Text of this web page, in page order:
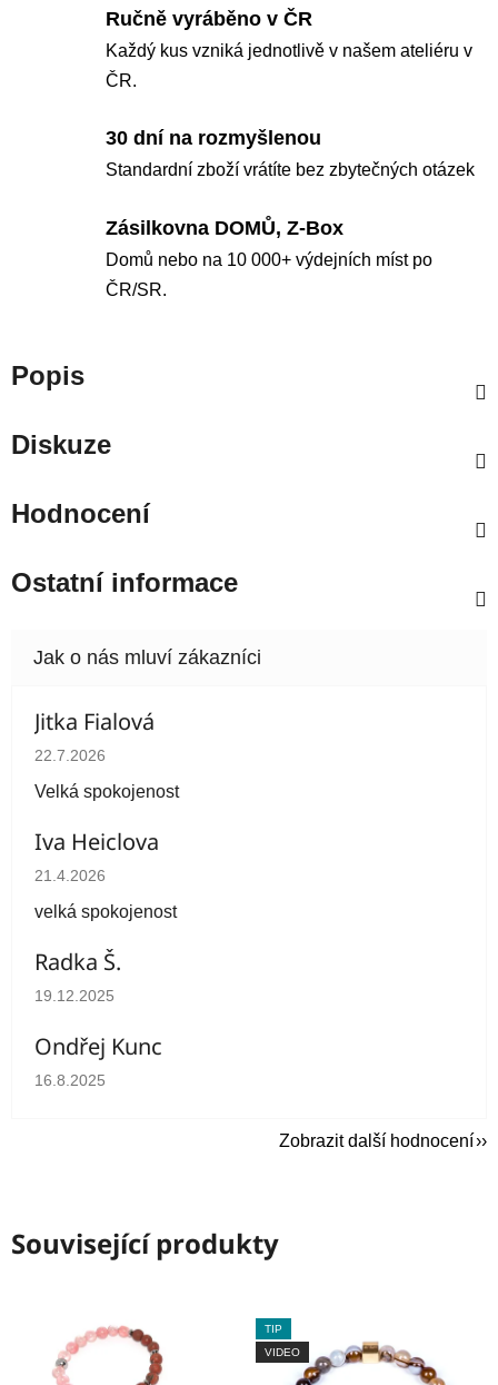
Ručně vyráběno v ČR
Každý kus vzniká jednotlivě v našem ateliéru v
ČR.
30 dní na rozmyšlenou
Standardní zboží vrátíte bez zbytečných otázek
Zásilkovna DOMŮ, Z-Box
Domů nebo na 10 000+ výdejních míst po
ČR/SR.
Popis
Diskuze
Hodnocení
Ostatní informace
Jitka Fialová
Hodnocení obchodu je 5 z 5 hvězdiček.
22.7.2026
Velká spokojenost
Iva Heiclova
Hodnocení obchodu je 5 z 5 hvězdiček.
21.4.2026
velká spokojenost
Radka Š.
Hodnocení obchodu je 5 z 5 hvězdiček.
19.12.2025
Ondřej Kunc
Hodnocení obchodu je 5 z 5 hvězdiček.
16.8.2025
Zobrazit další hodnocení
Související produkty
TIP
VIDEO